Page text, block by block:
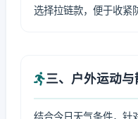
选择拉链款，便于收紧
三、户外运动与
结合今日天气条件，针